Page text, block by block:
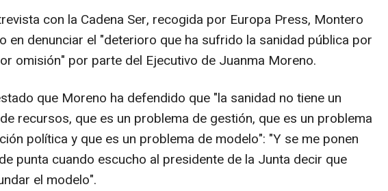
con la Cadena Ser, recogida por Europa Press, Montero
en denunciar el "deterioro que ha sufrido la sanidad pública por
omisión" por parte del Ejecutivo de Juanma Moreno.
que Moreno ha defendido que "la sanidad no tiene un
recursos, que es un problema de gestión, que es un problema
política y que es un problema de modelo": "Y se me ponen
punta cuando escucho al presidente de la Junta decir que
el modelo".